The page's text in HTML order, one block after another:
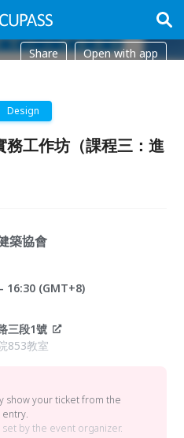
Share Open with app
Design
務工作坊（課程三：進
築協會
16:30 (GMT+8)
三段1號
853教室
show your ticket from the
entry.
by the event organizer.